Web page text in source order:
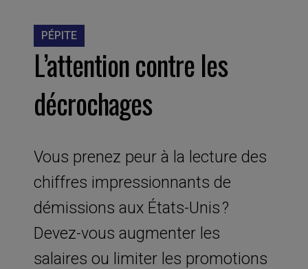
PÉPITE
L’attention contre les
décrochages
Vous prenez peur à la lecture des
chiffres impressionnants de
démissions aux États-Unis ?
Devez-vous augmenter les
salaires ou limiter les promotions